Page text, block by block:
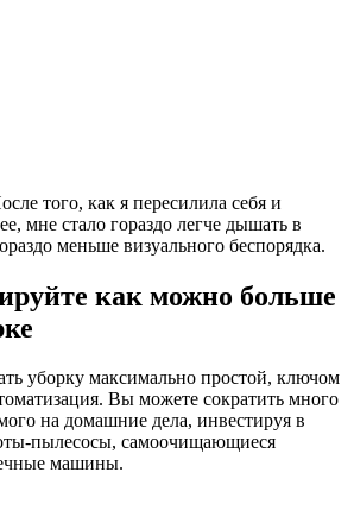
того, как я пересилила себя и
мне стало гораздо легче дышать в
меньше визуального беспорядка.
как можно больше
уборку максимально простой, ключом
Вы можете сократить много
на домашние дела, инвестируя в
пылесосы, самоочищающиеся
машины.